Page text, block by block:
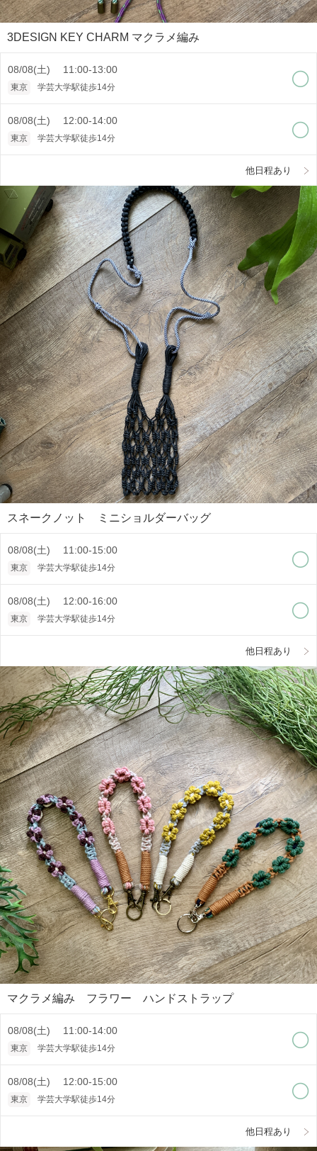
3DESIGN KEY CHARM マクラメ編み
08/08(土) 11:00-13:00
東京 学芸大学駅徒歩14分
08/08(土) 12:00-14:00
東京 学芸大学駅徒歩14分
他日程あり
スネークノット ミニショルダーバッグ
08/08(土) 11:00-15:00
東京 学芸大学駅徒歩14分
08/08(土) 12:00-16:00
東京 学芸大学駅徒歩14分
他日程あり
マクラメ編み フラワー ハンドストラップ
08/08(土) 11:00-14:00
東京 学芸大学駅徒歩14分
08/08(土) 12:00-15:00
東京 学芸大学駅徒歩14分
他日程あり